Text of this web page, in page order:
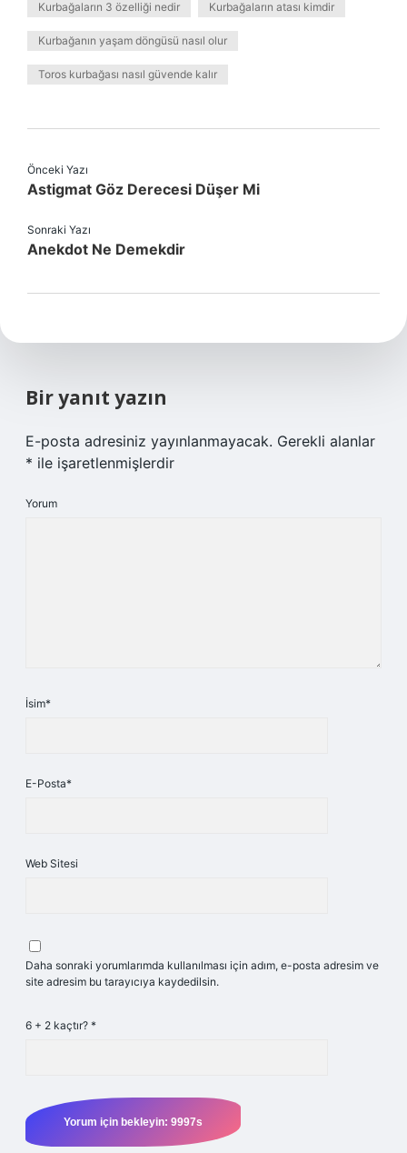
Kurbağaların 3 özelliği nedir Kurbağaların atası kimdir
Kurbağanın yaşam döngüsü nasıl olur
Toros kurbağası nasıl güvende kalır
Önceki Yazı
Astigmat Göz Derecesi Düşer Mi
Sonraki Yazı
Anekdot Ne Demekdir
Bir yanıt yazın
E-posta adresiniz yayınlanmayacak. Gerekli alanlar
* ile işaretlenmişlerdir
Yorum
İsim*
E-Posta*
Web Sitesi
Daha sonraki yorumlarımda kullanılması için adım, e-posta adresim ve
site adresim bu tarayıcıya kaydedilsin.
6 + 2 kaçtır? *